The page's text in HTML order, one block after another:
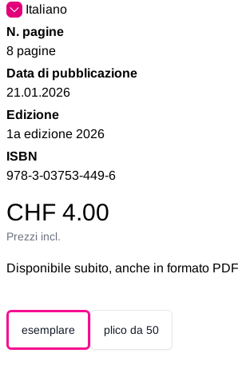
Italiano
N. pagine
8 pagine
Data di pubblicazione
21.01.2026
Edizione
1a edizione 2026
ISBN
978-3-03753-449-6
CHF 4.00
Prezzi incl.
Disponibile subito, anche in formato
esemplare plico da 50